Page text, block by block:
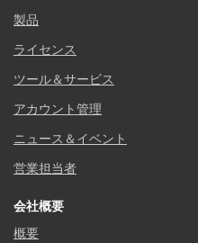
製品
ライセンス
ツール＆サービス
アカウント管理
ニュース＆イベント
営業担当者
会社概要
概要